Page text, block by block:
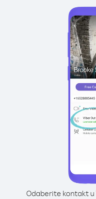
Odaberite kontakt